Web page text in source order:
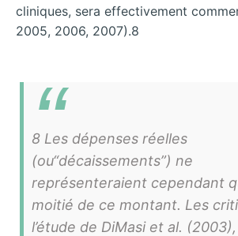
cliniques, sera effectivement
2005, 2006, 2007).8
8 Les dépenses réelles
(ou“décaissements”) ne
représenteraient cependant
moitié de ce montant. Les
l’étude de DiMasi et al.